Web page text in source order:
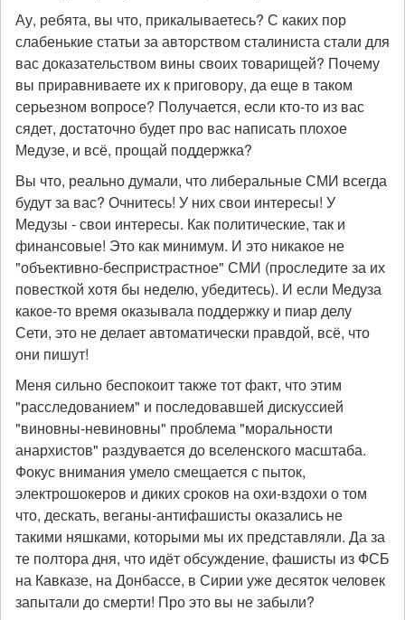
Ау, ребята, вы что, прикалываетесь? С каких пор
слабенькие статьи за авторством сталиниста стали для
вас доказательством вины своих товарищей? Почему
вы приравниваете их к приговору, да еще в таком
серьезном вопросе? Получается, если кто-то из вас
сядет, достаточно будет про вас написать плохое
Медузе, и всё, прощай поддержка?
Вы что, реально думали, что либеральные СМИ всегда
будут за вас? Очнитесь! У них свои интересы! У
Медузы - свои интересы. Как политические, так и
финансовые! Это как минимум. И это никакое не
"объективно-беспристрастное" СМИ (проследите за их
повесткой хотя бы неделю, убедитесь). И если Медуза
какое-то время оказывала поддержку и пиар делу
Сети, это не делает автоматически правдой, всё, что
они пишут!
Меня сильно беспокоит также тот факт, что этим
"расследованием" и последовавшей дискуссией
"виновны-невиновны" проблема "моральности
анархистов" раздувается до вселенского масштаба.
Фокус внимания умело смещается с пыток,
электрошокеров и диких сроков на охи-вздохи о том
что, дескать, веганы-антифашисты оказались не
такими няшками, которыми мы их представляли. Да за
те полтора дня, что идёт обсуждение, фашисты из ФСБ
на Кавказе, на Донбассе, в Сирии уже десяток человек
запытали до смерти! Про это вы не забыли?